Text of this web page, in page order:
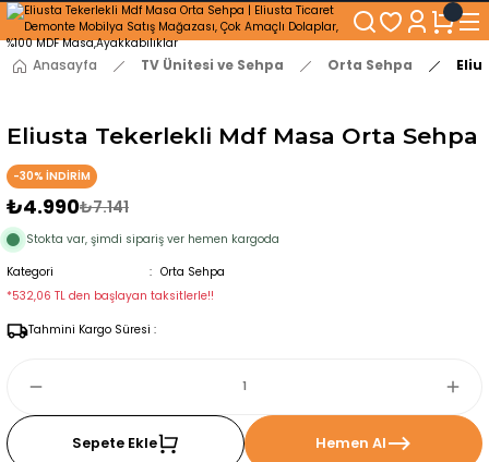
250₺ ve Üzeri Alışverişlerinizde KARGO BEDAVA!
5'er cm Aralıklarla 35 cm'den 100 cm'e kadar Genişliğe Sahip Dolaplar
% 100 Mdf Tekerlekli Masa ile Uzun Ömürlü ve Kolay Kullanım Konforu
Kaliteli hizmet, güvenli alışveriş ve satış sonrası destek
Anasayfa TV Ünitesi ve Sehpa Orta Sehpa
Eliusta Tekerlekli Mdf Masa Orta Sehpa
-30% İNDİRİM
₺4.990₺7.141
Stokta var, şimdi sipariş ver hemen kargoda
Kategori
Orta Sehpa
*532,06 TL den başlayan taksitlerle!!
Tahmini Kargo Süresi :
Sepete Ekle Hemen Al